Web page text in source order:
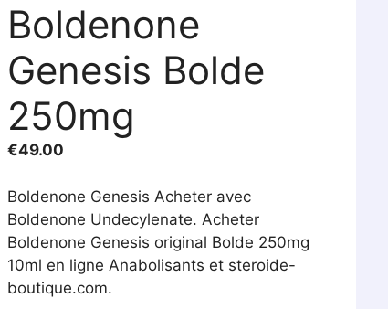
Boldenone
Genesis Bolde
250mg
€49.00
Boldenone Genesis Acheter avec
Boldenone Undecylenate. Acheter
Boldenone Genesis original Bolde 250mg
10ml en ligne Anabolisants et steroide-
boutique.com.